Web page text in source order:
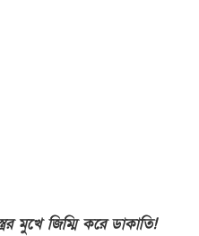
মুখে জিম্মি করে ডাকাতি!